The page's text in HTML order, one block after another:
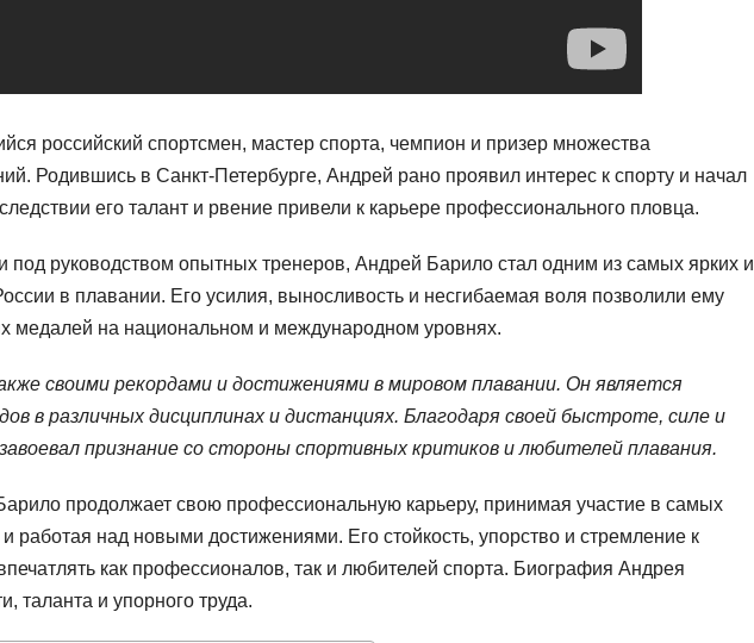
российский спортсмен, мастер спорта, чемпион и призер множества
Родившись в Санкт-Петербурге, Андрей рано проявил интерес к спорту и начал
его талант и рвение привели к карьере профессионального пловца.
руководством опытных тренеров, Андрей Барило стал одним из самых ярких и
в плавании. Его усилия, выносливость и несгибаемая воля позволили ему
медалей на национальном и международном уровнях.
своими рекордами и достижениями в мировом плавании. Он является
в различных дисциплинах и дистанциях. Благодаря своей быстроте, силе и
признание со стороны спортивных критиков и любителей плавания.
продолжает свою профессиональную карьеру, принимая участие в самых
работая над новыми достижениями. Его стойкость, упорство и стремление к
как профессионалов, так и любителей спорта. Биография Андрея
таланта и упорного труда.